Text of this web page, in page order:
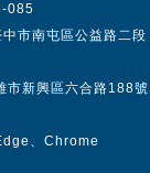
085
市南屯區公益路二段
新興區六合路188號
、Chrome